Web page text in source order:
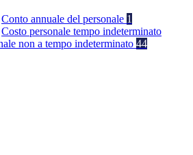
Conto annuale del personale 1
Costo personale tempo indeterminato
non a tempo indeterminato 44